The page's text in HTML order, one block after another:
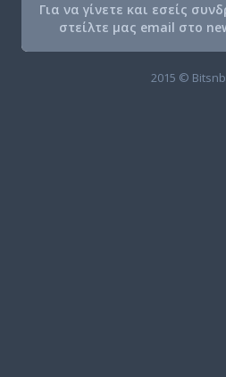
Για να γίνετε και εσείς
στείλτε μας email στο
2015 ©